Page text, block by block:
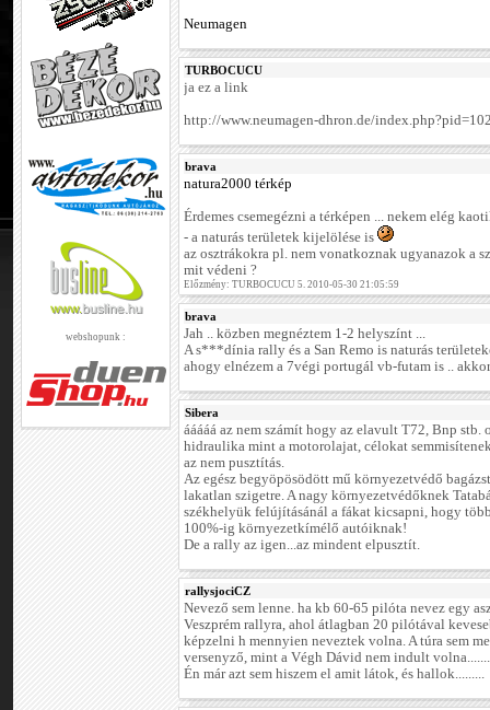
webshopunk :
Neumagen
TURBOCUCU
ja ez a link
http://www.neumagen-dhron.de/
brava
natura2000 térkép
Érdemes csemegézni a térképen ... nekem elég
- a naturás területek kijelölése is
az osztrákokra pl. nem vonatkoznak ugyanazok a
mit védeni ?
Előzmény: TURBOCUCU 5. 2010-05-30 21:05:59
brava
Jah .. közben megnéztem 1-2 helyszínt ...
A s***dínia rally és a San Remo is naturás
ahogy elnézem a 7végi portugál vb-futam is ..
Sibera
ááááá az nem számít hogy az elavult T72, Bnp stb.
hidraulika mint a motorolajat, célokat
az nem pusztítás.
Az egész begyöpösödött mű környezetvédő
lakatlan szigetre. A nagy környezetvédőknek
székhelyük felújításánál a fákat kicsapni, hogy
100%-ig környezetkímélő autóiknak!
De a rally az igen...az mindent elpusztít.
rallysjociCZ
Nevező sem lenne. ha kb 60-65 pilóta nevez egy
Veszprém rallyra, ahol átlagban 20 pilótával
képzelni h mennyien neveztek volna. A túra sem
versenyző, mint a Végh Dávid nem indult volna.......
Én már azt sem hiszem el amit látok, és hallok.........